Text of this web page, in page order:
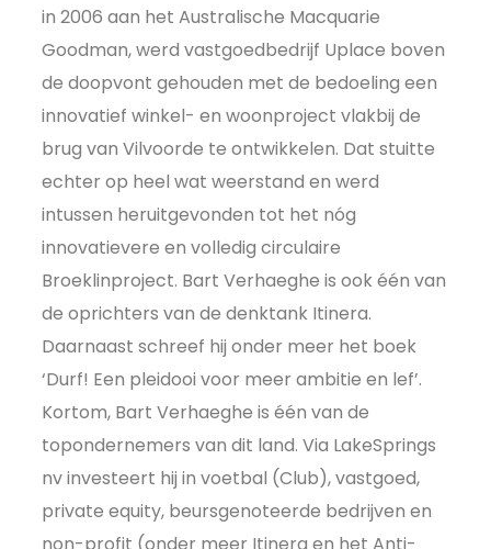
in 2006 aan het Australische Macquarie
Goodman, werd vastgoedbedrijf Uplace boven
de doopvont gehouden met de bedoeling een
innovatief winkel- en woonproject vlakbij de
brug van Vilvoorde te ontwikkelen. Dat stuitte
echter op heel wat weerstand en werd
intussen heruitgevonden tot het nóg
innovatievere en volledig circulaire
Broeklinproject. Bart Verhaeghe is ook één van
de oprichters van de denktank Itinera.
Daarnaast schreef hij onder meer het boek
‘Durf! Een pleidooi voor meer ambitie en lef’.
Kortom, Bart Verhaeghe is één van de
topondernemers van dit land. Via LakeSprings
nv investeert hij in voetbal (Club), vastgoed,
private equity, beursgenoteerde bedrijven en